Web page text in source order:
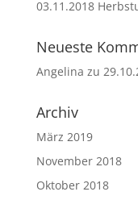
03.11.2018
Neueste
Angelina zu
Archiv
März 2019
November 2018
Oktober 2018